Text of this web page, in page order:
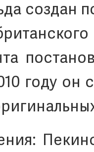
создан
году он